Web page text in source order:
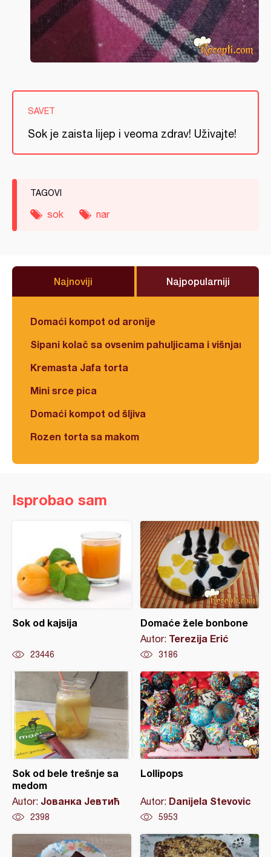
SAVET
Sok je zaista lijep i veoma zdrav! Uživajte!
TAGOVI
sok nar
Najnoviji Najpopularniji
Domaći kompot od aronije
Sipani kolač sa ovsenim pahuljicama i višnjama
Kremasta Jafa torta
Mini srce pica
Domaći kompot od šljiva
Rozen torta sa makom
Isprobao sam
Sok od kajsija
23446
Domaće žele bonbone
Autor: Terezija Erić
3186
Sok od bele trešnje sa
medom
Autor: Јованка Јевтић
2398
Lollipops
Autor: Danijela Stevovic
5953